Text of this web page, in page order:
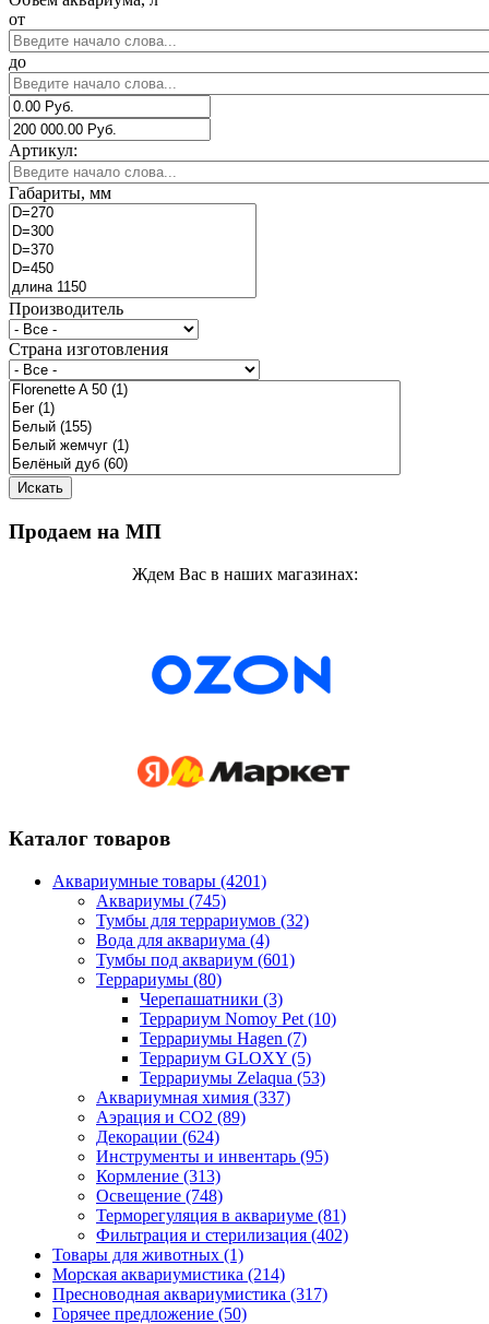
от
до
Артикул:
Габариты, мм
Производитель
Страна изготовления
Продаем на МП
Ждем Вас в наших магазинах:
Каталог товаров
Аквариумные товары (4201)
Аквариумы (745)
Тумбы для террариумов (32)
Вода для аквариума (4)
Тумбы под аквариум (601)
Террариумы (80)
Черепашатники (3)
Террариум Nomoy Pet (10)
Террариумы Hagen (7)
Террариум GLOXY (5)
Террариумы Zelaqua (53)
Аквариумная химия (337)
Аэрация и CO2 (89)
Декорации (624)
Инструменты и инвентарь (95)
Кормление (313)
Освещение (748)
Терморегуляция в аквариуме (81)
Фильтрация и стерилизация (402)
Товары для животных (1)
Морская аквариумистика (214)
Пресноводная аквариумистика (317)
Горячее предложение (50)